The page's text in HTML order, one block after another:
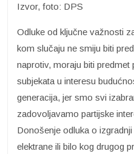
Izvor, foto: DPS
Odluke od ključne važnosti
kom slučaju ne smiju biti
naprotiv, moraju biti predmet
subjekata u interesu
generacija, jer smo svi
zadovoljavamo partijske
Donošenje odluka o
elektrane ili bilo kog drugog